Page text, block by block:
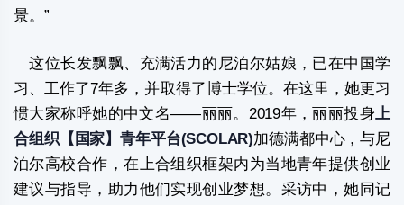
景。”
这位长发飘飘、充满活力的尼泊尔姑娘，已在中国学
习、工作了7年多，并取得了博士学位。在这里，她更习
惯大家称呼她的中文名——丽丽。2019年，丽丽投身上
合组织【国家】青年平台(SCOLAR)加德满都中心，与尼
泊尔高校合作，在上合组织框架内为当地青年提供创业
建议与指导，助力他们实现创业梦想。采访中，她同记